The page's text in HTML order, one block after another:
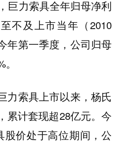
巨力索具全年归母净利
不及上市当年（2010
年第一季度，公司归母
力索具上市以来，杨氏
累计套现超28亿元。今
股价处于高位期间，公